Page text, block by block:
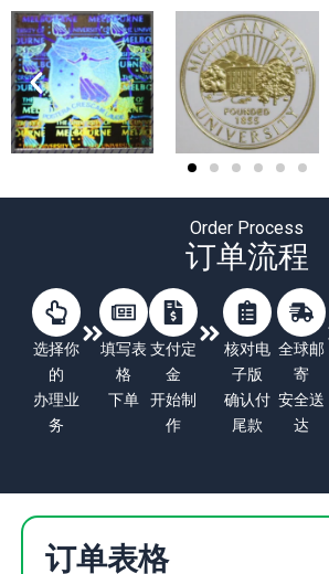
Order Process
订单流程
选择你
的
办理业
务
填写表
格
下单
支付定
金
开始制
作
核对电
子版
确认付
尾款
全球邮
寄
安全送
达
订单表格